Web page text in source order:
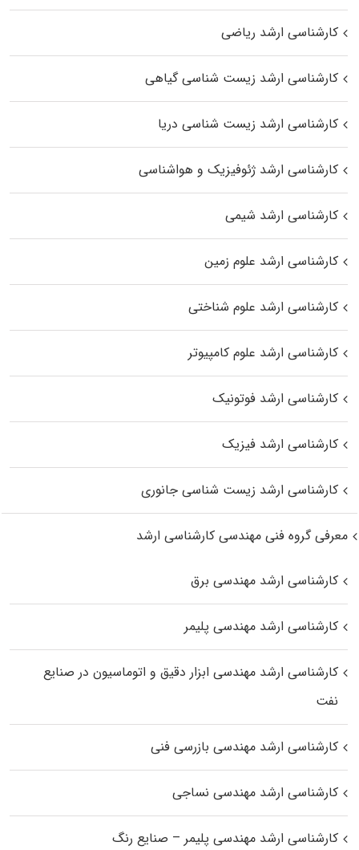
کارشناسی ارشد ریاضی
کارشناسی ارشد زیست‌ شناسی گیاهی
کارشناسی ارشد زیست‌ شناسی دریا
کارشناسی ارشد ژئوفیزیک و هواشناسی
کارشناسی ارشد شیمی
کارشناسی ارشد علوم زمین
کارشناسی ارشد علوم شناختی
کارشناسی ارشد علوم کامپیوتر
کارشناسی ارشد فوتونیک
کارشناسی ارشد فیزیک
کارشناسی ارشد زیست‌ شناسی جانوری
معرفی گروه فنی مهندسی کارشناسی ارشد
کارشناسی ارشد مهندسی برق
کارشناسی ارشد مهندسی پلیمر
کارشناسی ارشد مهندسی ابزار دقیق و اتوماسیون در صنایع
نفت
کارشناسی ارشد مهندسی بازرسی فنی
کارشناسی ارشد مهندسی نساجی
کارشناسی ارشد مهندسی پلیمر – صنایع رنگ